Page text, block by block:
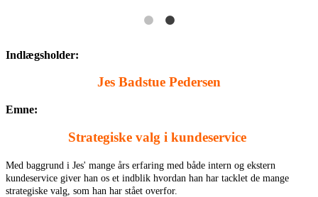
Indlægsholder:
Jes Badstue Pedersen
Emne:
Strategiske valg i kundeservice
Med baggrund i Jes' mange års erfaring med både intern og ekstern
kundeservice giver han os et indblik hvordan han har tacklet de mange
strategiske valg, som han har stået overfor.